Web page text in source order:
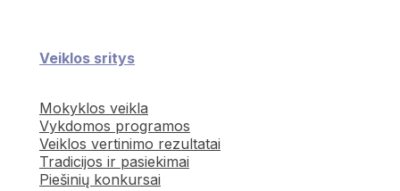
Veiklos sritys
Mokyklos veikla
Vykdomos programos
Veiklos vertinimo rezultatai
Tradicijos ir pasiekimai
Piešinių konkursai